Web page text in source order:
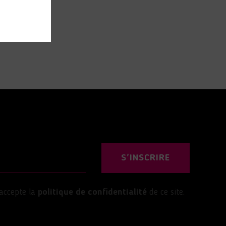
S'INSCRIRE
la politique de confidentialité de ce site.